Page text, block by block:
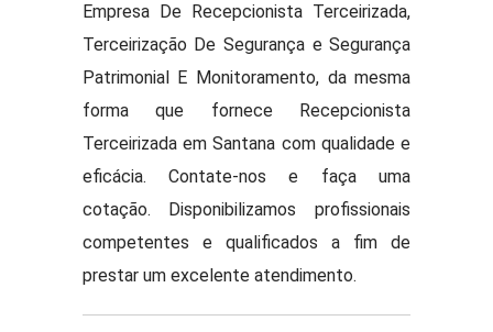
Empresa De Recepcionista Terceirizada,
Terceirização De Segurança e Segurança
Patrimonial E Monitoramento, da mesma
forma que fornece Recepcionista
Terceirizada em Santana com qualidade e
eficácia. Contate-nos e faça uma
cotação. Disponibilizamos profissionais
competentes e qualificados a fim de
prestar um excelente atendimento.